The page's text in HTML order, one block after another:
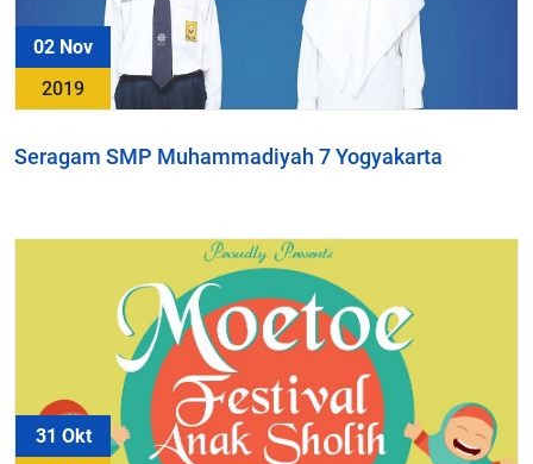
02 Nov
2019
Seragam SMP Muhammadiyah 7 Yogyakarta
31 Okt